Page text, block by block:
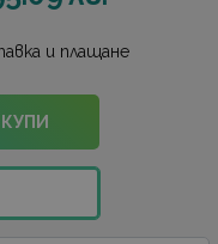
и плащане
КУПИ